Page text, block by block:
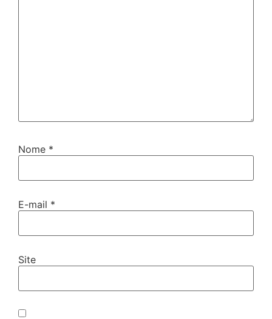
Nome *
E-mail *
Site